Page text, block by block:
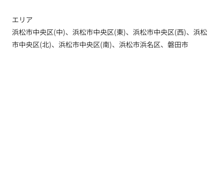
エリア
浜松市中央区(中)、浜松市中央区(東)、浜松市中央区(西)、浜松
市中央区(北)、浜松市中央区(南)、浜松市浜名区、磐田市